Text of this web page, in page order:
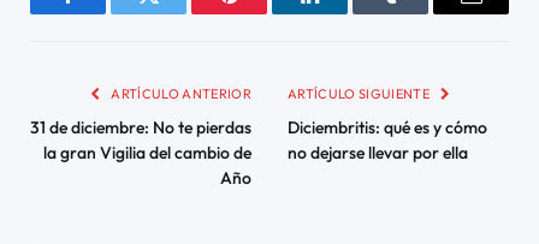
FacebookTwitter Pinterest LinkedInTumblr Email
ARTÍCULO ANTERIOR
31 de diciembre: No te pierdas
la gran Vigilia del cambio de
Año
ARTÍCULO SIGUIENTE
Diciembritis: qué es y cómo
no dejarse llevar por ella